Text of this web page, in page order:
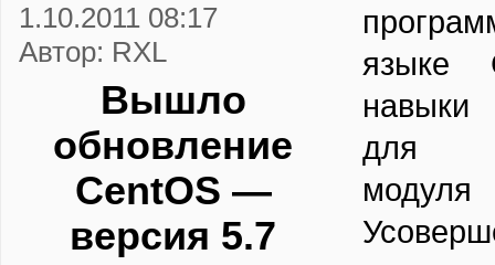
1.10.2011 08:17
Автор: RXL
Вышло
обновление
CentOS —
версия 5.7
языке
для